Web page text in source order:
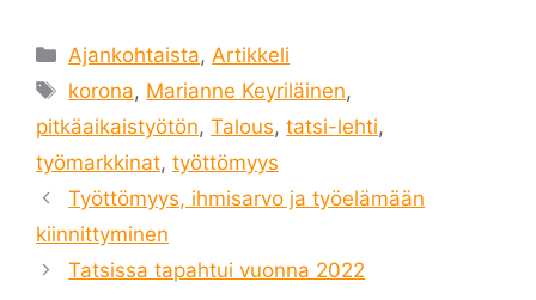
Kategoriat
Ajankohtaista, Artikkeli
Avainsanat
korona, Marianne Keyriläinen,
pitkäaikaistyötön, Talous, tatsi-lehti,
työmarkkinat, työttömyys
Työttömyys, ihmisarvo ja työelämään
kiinnittyminen
Tatsissa tapahtui vuonna 2022